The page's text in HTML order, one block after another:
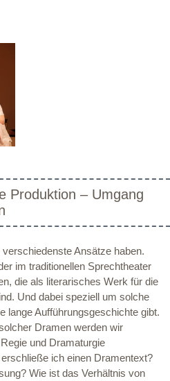
Produktion – Umgang
Ansätze haben.
im traditionellen Sprechtheater
die als literarisches Werk für die
Und dabei speziell um solche
lange Aufführungsgeschichte gibt.
Dramen werden wir
und Dramaturgie
ich einen Dramentext?
Wie ist das Verhältnis von